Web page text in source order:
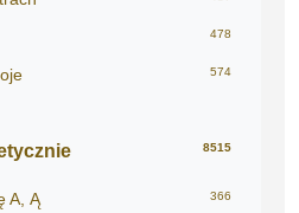
478
574
8515
A, Ą 366